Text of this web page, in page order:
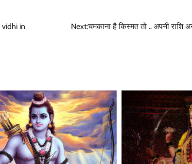
vidhi in
Next:चमकाना है किस्मत तो .. अपनी राशि